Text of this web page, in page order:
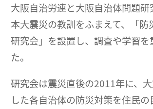
大阪自治労連と大阪自治体問題研
本大震災の教訓をふまえて、「防
研究会」を設置し、調査や学習を
た。
研究会は震災直後の2011年に、
した各自治体の防災対策を住民